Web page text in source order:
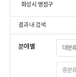
화성시 병점구
결과 내 검색
분야별